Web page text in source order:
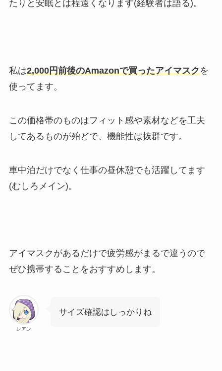
たりと安眠とは程遠くなります(経験者は語る)。
私は2,000円前後のAmazonで買ったアイマスクを
使ってます。
この価格帯のものはフィット感や素材などを工夫
してあるものが殆どで、機能性は抜群です。
車中泊だけでなく仕事の昼休憩でも活躍してます
(むしろメイン)。
アイマスクがあるだけで疲労感がまるで違うので
ぜひ携帯することをおすすめします。
レアン
サイズ確認はしっかりね